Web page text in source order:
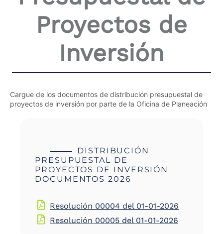
with
Proyectos de
Inversión
Cargue de los documentos de distribución presupuestal de
proyectos de inversión por parte de la Oficina de Planeación
DISTRIBUCIÓN
PRESUPUESTAL DE
PROYECTOS DE INVERSIÓN
DOCUMENTOS 2026
Resolución 00004 del 01-01-2026
Resolución 00005 del 01-01-2026